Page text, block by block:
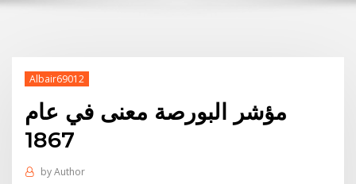
Albair69012
مؤشر البورصة معنى في عام
1867
byAuthor